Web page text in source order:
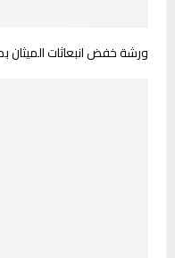
ورشة خفض انبعاثات الميثان